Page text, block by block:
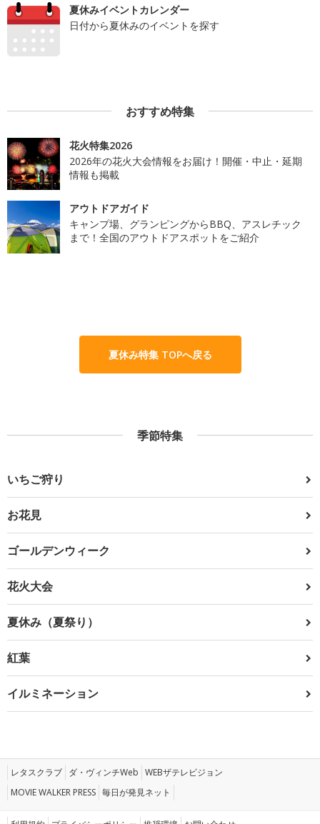
夏休みイベントカレンダー
日付から夏休みのイベントを探す
おすすめ特集
花火特集2026
2026年の花火大会情報をお届け！開催・中止・延期
情報も掲載
アウトドアガイド
キャンプ場、グランピングからBBQ、アスレチック
まで！全国のアウトドアスポットをご紹介
夏休み特集 TOPへ戻る
季節特集
いちご狩り
お花見
ゴールデンウィーク
花火大会
夏休み（夏祭り）
紅葉
イルミネーション
レタスクラブ ダ・ヴィンチWeb WEBザテレビジョン
MOVIE WALKER PRESS 毎日が発見ネット